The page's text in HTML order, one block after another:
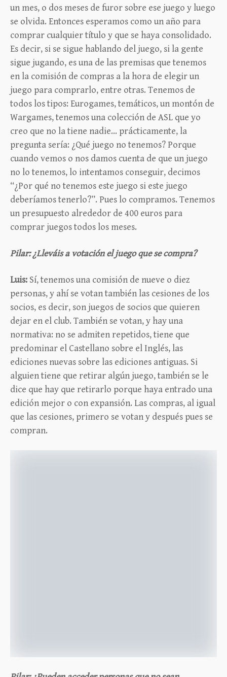
un mes, o dos meses de furor sobre ese juego y luego
se olvida. Entonces esperamos como un año para
comprar cualquier título y que se haya consolidado.
Es decir, si se sigue hablando del juego, si la gente
sigue jugando, es una de las premisas que tenemos
en la comisión de compras a la hora de elegir un
juego para comprarlo, entre otras. Tenemos de
todos los tipos: Eurogames, temáticos, un montón de
Wargames, tenemos una colección de ASL que yo
creo que no la tiene nadie… prácticamente, la
pregunta sería: ¿Qué juego no tenemos? Porque
cuando vemos o nos damos cuenta de que un juego
no lo tenemos, lo intentamos conseguir, decimos
“¿Por qué no tenemos este juego si este juego
deberíamos tenerlo?”. Pues lo compramos. Tenemos
un presupuesto alrededor de 400 euros para
comprar juegos todos los meses.
Pilar: ¿Lleváis a votación el juego que se compra?
Luis: Sí, tenemos una comisión de nueve o diez
personas, y ahí se votan también las cesiones de los
socios, es decir, son juegos de socios que quieren
dejar en el club. También se votan, y hay una
normativa: no se admiten repetidos, tiene que
predominar el Castellano sobre el Inglés, las
ediciones nuevas sobre las ediciones antiguas. Si
alguien tiene que retirar algún juego, también se le
dice que hay que retirarlo porque haya entrado una
edición mejor o con expansión. Las compras, al igual
que las cesiones, primero se votan y después pues se
compran.